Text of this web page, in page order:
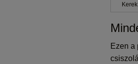
Kerek
Ezen